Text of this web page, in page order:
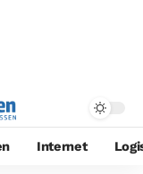
Internet